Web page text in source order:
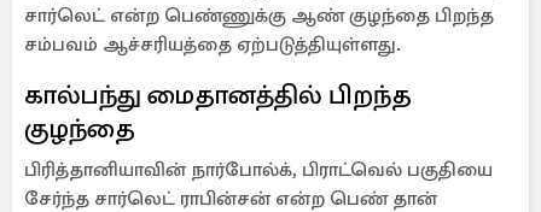
சார்லெட் என்ற பெண்ணுக்கு ஆண் குழந்தை பிறந்த
சம்பவம் ஆச்சரியத்தை ஏற்படுத்தியுள்ளது.
கால்பந்து மைதானத்தில் பிறந்த
குழந்தை
பிரித்தானியாவின் நார்போல்க், பிராட்வெல் பகுதியை
சேர்ந்த சார்லெட் ராபின்சன் என்ற பெண் தான்